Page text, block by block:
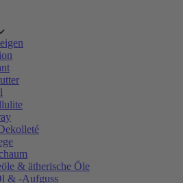
& ätherische Öle
& -Aufguss